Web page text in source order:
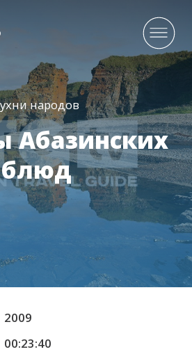
народов
Абазинских
блюд
2009
00:23:40